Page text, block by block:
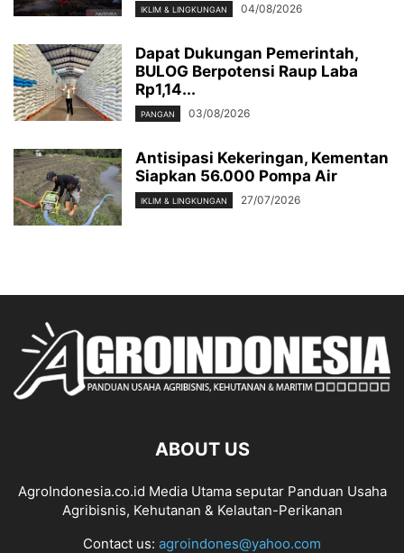
IKLIM & LINGKUNGAN 04/08/2026
Dapat Dukungan Pemerintah,
BULOG Berpotensi Raup Laba
Rp1,14...
PANGAN 03/08/2026
Antisipasi Kekeringan, Kementan
Siapkan 56.000 Pompa Air
IKLIM & LINGKUNGAN 27/07/2026
ABOUT US
AgroIndonesia.co.id Media Utama seputar Panduan Usaha
Agribisnis, Kehutanan & Kelautan-Perikanan
Contact us: agroindones@yahoo.com